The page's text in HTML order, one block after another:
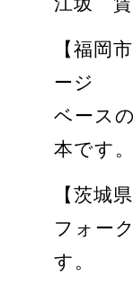
【福岡
ージ
ベース
本です
【茨城
フォー
す。